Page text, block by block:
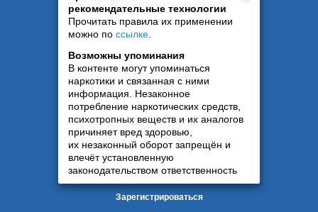
рекомендательные технологии
Прочитать правила их применении
можно по ссылке
Возможны упоминания
В контенте могут упоминаться
наркотики и связанная с ними
информация. Незаконное
потребление наркотических средств,
психотропных веществ и их аналогов
причиняет вред здоровью,
их незаконный оборот запрещён и
влечёт установленную
законодательством ответственность
Зарегистрироваться